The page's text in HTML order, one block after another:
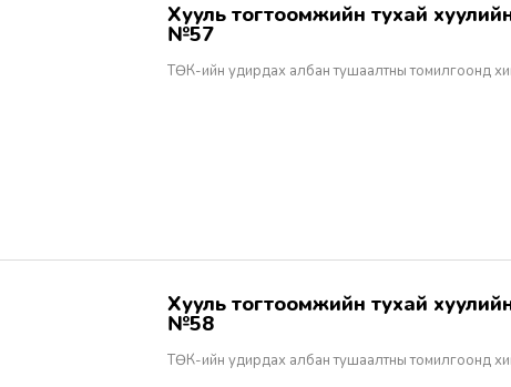
Хууль тогтоомжийн тухай хуулийн хэрэгжилт - Бодлогын асуудал
№57
ТӨК-ийн удирдах албан тушаалтны томилгоонд
Хууль тогтоомжийн тухай хуулийн хэрэгжилт - Бодлогын асуудал
№58
ТӨК-ийн удирдах албан тушаалтны томилгоонд